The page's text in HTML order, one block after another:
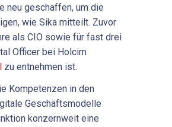
neu geschaffen, um die
wie Sika mitteilt. Zuvor
als CIO sowie für fast drei
Officer bei Holcim
zu entnehmen ist.
Kompetenzen in den
Geschäftsmodelle
konzernweit eine